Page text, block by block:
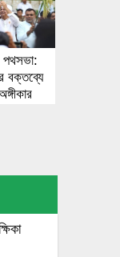
পথসভা:
বক্তব্যে